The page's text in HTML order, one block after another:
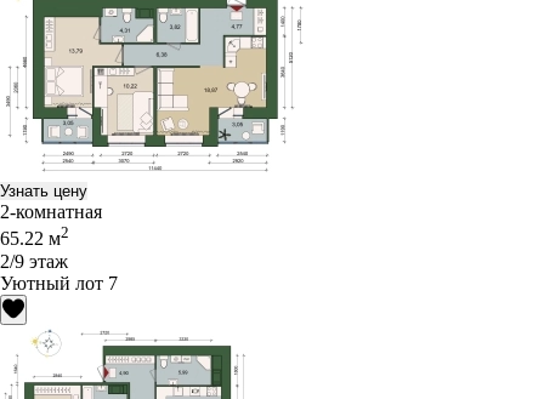
Узнать цену
2-комнатная
65.22 м2
2/9 этаж
Уютный лот 7